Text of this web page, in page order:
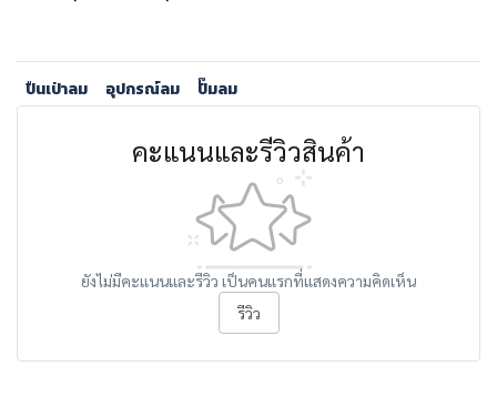
ปืนเป่าลม อุปกรณ์ลม ปั๊มลม
คะแนนและรีวิวสินค้า
ยังไม่มีคะแนนและรีวิว เป็นคนแรกที่แสดงความคิดเห็น
รีวิว